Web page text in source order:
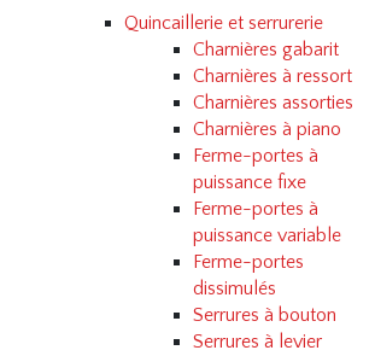
Quincaillerie et serrurerie
Charnières gabarit
Charnières à ressort
Charnières assorties
Charnières à piano
Ferme-portes à
puissance fixe
Ferme-portes à
puissance variable
Ferme-portes
dissimulés
Serrures à bouton
Serrures à levier